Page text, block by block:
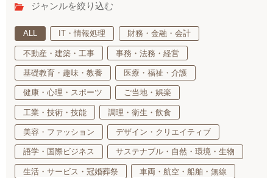
ジャンルを絞り込む
ALL IT・情報処理 財務・金融・会計
不動産・建築・工事 事務・法務・経営
基礎教育・趣味・教養 医療・福祉・介護
健康・心理・スポーツ ご当地・娯楽
工業・技術・技能 調理・衛生・飲食
美容・ファッション デザイン・クリエイティブ
語学・国際ビジネス サステナブル・自然・環境・生物
生活・サービス・冠婚葬祭 車両・航空・船舶・無線